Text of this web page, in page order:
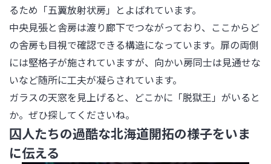
るため「五翼放射状房」とよばれています。
中央見張と舎房は渡り廊下でつながっており、ここからど
の舎房も目視で確認できる構造になっています。扉の両側
には堅格子が施されていますが、向かい房同士は見通せな
いなど随所に工夫が凝らされています。
ガラスの天窓を見上げると、どこかに「脱獄王」がいると
か。ぜひ探してくださいね。
囚人たちの過酷な北海道開拓の様子をいま
に伝える